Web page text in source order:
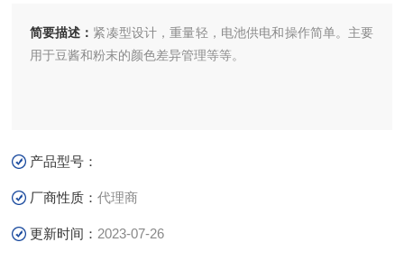
简要描述： 紧凑型设计，重量轻，电池供电和操作简单。主要
用于豆酱和粉末的颜色差异管理等等。
产品型号：
厂商性质：代理商
更新时间： 2023-07-26